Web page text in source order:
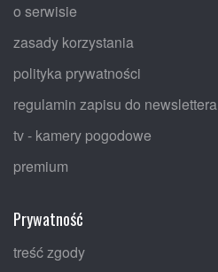
o serwisie
zasady korzystania
polityka prywatności
regulamin zapisu do newslettera
tv - kamery pogodowe
premium
Prywatność
treść zgody